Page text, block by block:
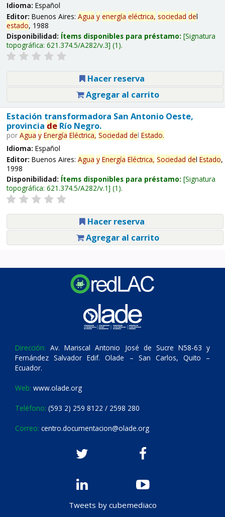
Idioma: Español
Editor: Buenos Aires: Agua y energía eléctrica, sociedad del
estado, 1988
Disponibilidad: Ítems disponibles para préstamo: Signatura
topográfica: 621.374.5/A282/v.3 (1).
Hacer reserva
Agregar al carrito
Estación transformadora San Antonio Oeste,
provincia deRío Negro.
por Agua y Energía Eléctrica, Sociedad del Estado.
Idioma: Español
Editor: Buenos Aires: Agua y Energía Eléctrica, Sociedad del Estado,
1998
Disponibilidad: Ítems disponibles para préstamo: Signatura
topográfica: 621.374.5/A282/v.1 (1).
Hacer reserva
Agregar al carrito
Dirección: Av. Mariscal Antonio José de Sucre N58-63 y
Fernández Salvador Edif. Olade – San Carlos, Quito –
Ecuador.
Web: www.olade.org
Teléfono: (593 2) 259 8122 / 2598 280
Correo: centro.documentacion@olade.org
Tweets by cubemediaco